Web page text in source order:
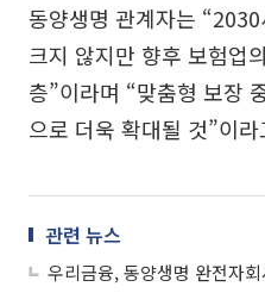
동양생명 관계자는
크지 않지만 향후 보험업
층”이라며 “맞춤형 보장
으로 더욱 확대될 것”이
관련 뉴스
우리금융, 동양생명 완전자